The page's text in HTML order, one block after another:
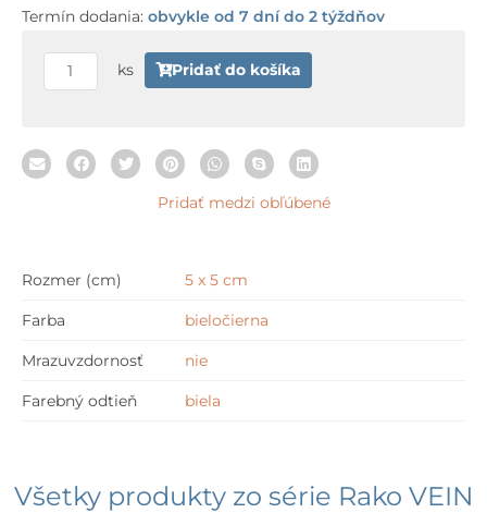
Termín dodania: obvykle od 7 dní do 2 týždňov
Rako
(set)
5
ks Pridať do košíka
Pridať medzi obľúbené
Rozmer (cm) 5 x 5 cm
Farba bieločierna
Mrazuvzdornosť nie
Farebný odtieň biela
Všetky produkty zo série Rako VEIN